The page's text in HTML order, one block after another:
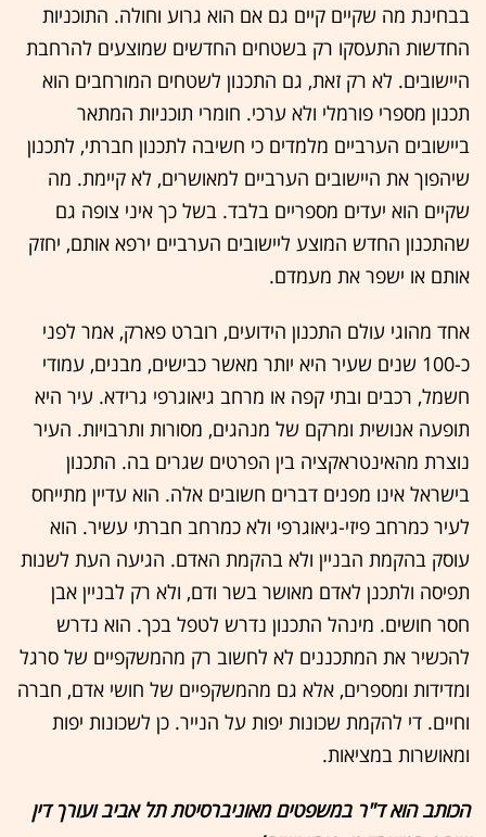
בבחינת מה שקיים קיים גם אם הוא גרוע וחולה. התוכניות
החדשות התעסקו רק בשטחים החדשים שמוצעים להרחבת
היישובים. לא רק זאת, גם התכנון לשטחים המורחבים הוא
תכנון מספרי פורמלי ולא ערכי. חומרי תוכניות המתאר
ביישובים הערביים מלמדים כי חשיבה לתכנון חברתי, לתכנון
שיהפוך את היישובים הערביים למאושרים, לא קיימת. מה
שקיים הוא יעדים מספריים בלבד. בשל כך איני צופה גם
שהתכנון החדש המוצע ליישובים הערביים ירפא אותם, יחזק
אותם או ישפר את מעמדם.
אחד מהוגי עולם התכנון הידועים, רוברט פארק, אמר לפני
כ-100 שנים שעיר היא יותר מאשר כבישים, מבנים, עמודי
חשמל, רכבים ובתי קפה או מרחב גיאוגרפי גרידא. עיר היא
תופעה אנושית ומרקם של מנהגים, מסורות ותרבויות. העיר
נוצרת מהאינטראקציה בין הפרטים שגרים בה. התכנון
בישראל אינו מפנים דברים חשובים אלה. הוא עדיין מתייחס
לעיר כמרחב פיזי-גיאוגרפי ולא כמרחב חברתי עשיר. הוא
עוסק בהקמת הבניין ולא בהקמת האדם. הגיעה העת לשנות
תפיסה ולתכנן לאדם מאושר בשר ודם, ולא רק לבניין אבן
חסר חושים. מינהל התכנון נדרש לטפל בכך. הוא נדרש
להכשיר את המתכננים לא לחשוב רק מהמשקפיים של סרגל
ומדידות ומספרים, אלא גם מהמשקפיים של חושי אדם, חברה
וחיים. די להקמת שכונות יפות על הנייר. כן לשכונות יפות
ומאושרות במציאות.
הכותב הוא ד"ר במשפטים מאוניברסיטת תל אביב ועורך דין